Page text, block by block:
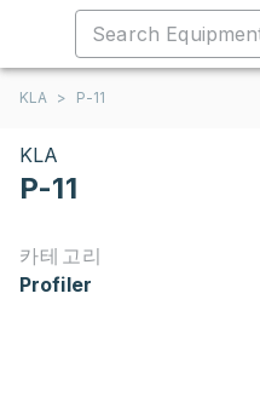
KLA > P-11
KLA
P-11
카테고리
Profiler